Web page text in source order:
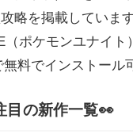
略を掲載しています
（ポケモンユナイト
料でインストール
目の新作一覧👀